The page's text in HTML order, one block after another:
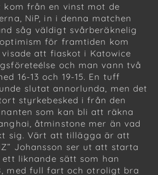
kom från en vinst mot de
NiP, in i denna matchen
såg väldigt svårberäknelig
för framtiden kom
att fiaskot i Katowice
och man vann två
16-13 och 19-15. En tuff
slutat annorlunda, men det
styrkebesked i från den
som kan bli att räkna
åtminstone mer än vad
sig. Värt att tillägga är att
Johansson ser ut att starta
liknande sätt som han
med full fart och otroligt bra